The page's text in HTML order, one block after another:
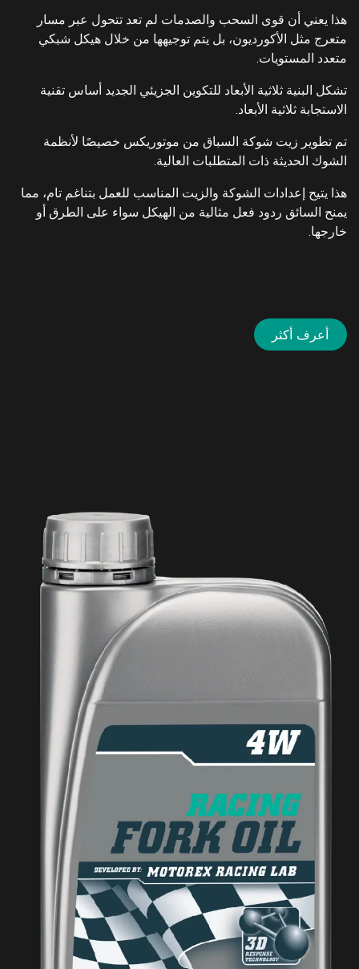
هذا يعني أن قوى السحب والصدمات لم تعد تتحول عبر مسار
متعرج مثل الأكورديون، بل يتم توجيهها من خلال هيكل شبكي
متعدد المستويات.
تشكل البنية ثلاثية الأبعاد للتكوين الجزيئي الجديد أساس تقنية
الاستجابة ثلاثية الأبعاد.
تم تطوير زيت شوكة السباق من موتوريكس خصيصًا لأنظمة
الشوك الحديثة ذات المتطلبات العالية.
هذا يتيح إعدادات الشوكة والزيت المناسب للعمل بتناغم تام، مما
يمنح السائق ردود فعل مثالية من الهيكل سواء على الطرق أو
خارجها.
أعرف أكثر